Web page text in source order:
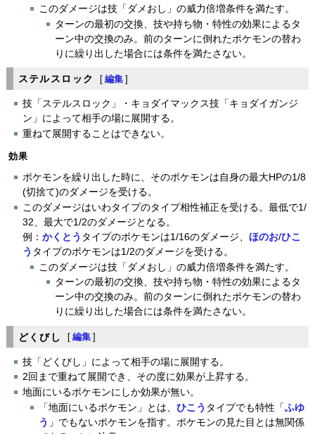
このダメージは技「ダメおし」の威力倍増条件を満たす。
ターンの最初の交換、技や持ち物・特性の効果によるタ
ーン中の交換のみ。前のターンに倒れたポケモンの替わ
りに繰り出した場合には条件を満たさない。
ステルスロック [ 編集 ]
技「ステルスロック」・キョダイマックス技「キョダイガンジ
ン」によって相手の場に展開する。
重ねて展開することはできない。
効果
ポケモンを繰り出した時に、そのポケモンは自身の最大HPの1/8
(切捨て)のダメージを受ける。
このダメージはいわタイプのタイプ相性補正を受ける。最低で1/
32、最大で1/2のダメージとなる。
例：かくとう タイプのポケモンは1/16のダメージ、ほのお/ひこ
う タイプのポケモンは1/2のダメージを受ける。
このダメージは技「ダメおし」の威力倍増条件を満たす。
ターンの最初の交換、技や持ち物・特性の効果によるタ
ーン中の交換のみ。前のターンに倒れたポケモンの替わ
りに繰り出した場合には条件を満たさない。
どくびし [ 編集 ]
技「どくびし」によって相手の場に展開する。
2回まで重ねて展開でき、その度に効果が上昇する。
地面にいるポケモンにしか効果が無い。
「地面にいるポケモン」とは、ひこう タイプでも特性「ふゆ
う 」でもないポケモンを指す。ポケモンの見た目とは無関係